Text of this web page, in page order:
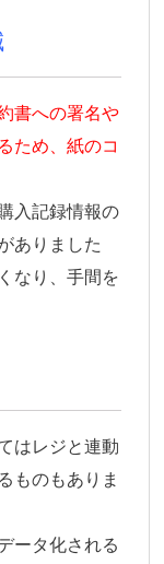
書への署名や
ため、紙のコ
入記録情報の
ありました
なり、手間を
はレジと連動
ものもありま
ータ化される